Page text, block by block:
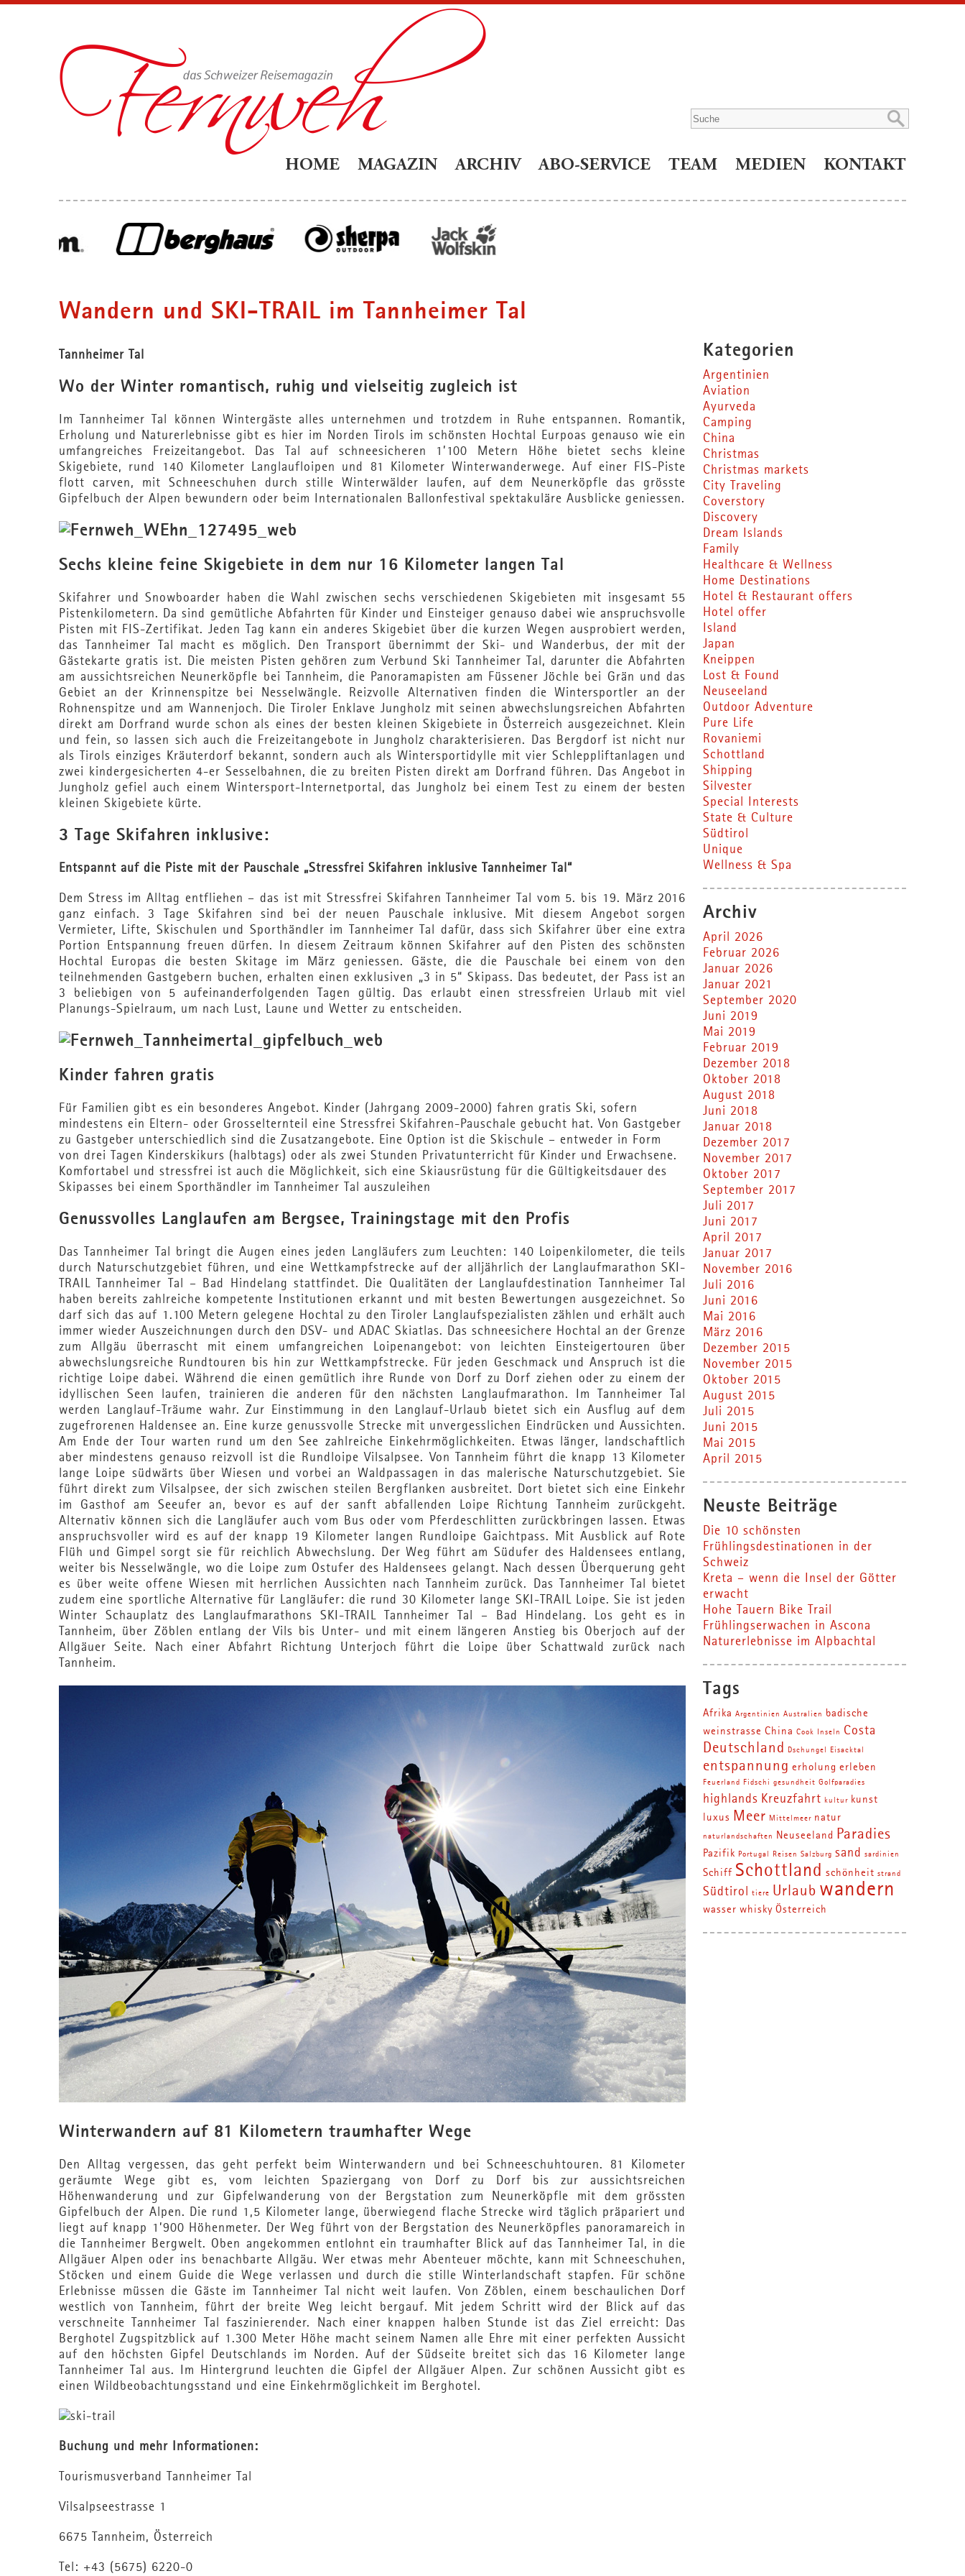
HOME MAGAZIN ARCHIV ABO-SERVICE TEAM MEDIEN KONTAKT
Wandern und SKI-TRAIL im Tannheimer Tal
Tannheimer Tal
Wo der Winter romantisch, ruhig und vielseitig zugleich ist
Im Tannheimer Tal können Wintergäste alles unternehmen und trotzdem in Ruhe entspannen. Romantik,
Erholung und Naturerlebnisse gibt es hier im Norden Tirols im schönsten Hochtal Eurpoas genauso wie ein
umfangreiches Freizeitangebot. Das Tal auf schneesicheren 1’100 Metern Höhe bietet sechs kleine
Skigebiete, rund 140 Kilometer Langlaufloipen und 81 Kilometer Winterwanderwege. Auf einer FIS-Piste
flott carven, mit Schneeschuhen durch stille Winterwälder laufen, auf dem Neunerköpfle das grösste
Gipfelbuch der Alpen bewundern oder beim Internationalen Ballonfestival spektakuläre Ausblicke geniessen.
Sechs kleine feine Skigebiete in dem nur 16 Kilometer langen Tal
Skifahrer und Snowboarder haben die Wahl zwischen sechs verschiedenen Skigebieten mit insgesamt 55
Pistenkilometern. Da sind gemütliche Abfahrten für Kinder und Einsteiger genauso dabei wie anspruchsvolle
Pisten mit FIS-Zertifikat. Jeden Tag kann ein anderes Skigebiet über die kurzen Wegen ausprobiert werden,
das Tannheimer Tal macht es möglich. Den Transport übernimmt der Ski- und Wanderbus, der mit der
Gästekarte gratis ist. Die meisten Pisten gehören zum Verbund Ski Tannheimer Tal, darunter die Abfahrten
am aussichtsreichen Neunerköpfle bei Tannheim, die Panoramapisten am Füssener Jöchle bei Grän und das
Gebiet an der Krinnenspitze bei Nesselwängle. Reizvolle Alternativen finden die Wintersportler an der
Rohnenspitze und am Wannenjoch. Die Tiroler Enklave Jungholz mit seinen abwechslungsreichen Abfahrten
direkt am Dorfrand wurde schon als eines der besten kleinen Skigebiete in Österreich ausgezeichnet. Klein
und fein, so lassen sich auch die Freizeitangebote in Jungholz charakterisieren. Das Bergdorf ist nicht nur
als Tirols einziges Kräuterdorf bekannt, sondern auch als Wintersportidylle mit vier Schleppliftanlagen und
zwei kindergesicherten 4-er Sesselbahnen, die zu breiten Pisten direkt am Dorfrand führen. Das Angebot in
Jungholz gefiel auch einem Wintersport-Internetportal, das Jungholz bei einem Test zu einem der besten
kleinen Skigebiete kürte.
3 Tage Skifahren inklusive:
Entspannt auf die Piste mit der Pauschale „Stressfrei Skifahren inklusive Tannheimer Tal“
Dem Stress im Alltag entfliehen – das ist mit Stressfrei Skifahren Tannheimer Tal vom 5. bis 19. März 2016
ganz einfach. 3 Tage Skifahren sind bei der neuen Pauschale inklusive. Mit diesem Angebot sorgen
Vermieter, Lifte, Skischulen und Sporthändler im Tannheimer Tal dafür, dass sich Skifahrer über eine extra
Portion Entspannung freuen dürfen. In diesem Zeitraum können Skifahrer auf den Pisten des schönsten
Hochtal Europas die besten Skitage im März geniessen. Gäste, die die Pauschale bei einem von den
teilnehmenden Gastgebern buchen, erhalten einen exklusiven „3 in 5“ Skipass. Das bedeutet, der Pass ist an
3 beliebigen von 5 aufeinanderfolgenden Tagen gültig. Das erlaubt einen stressfreien Urlaub mit viel
Planungs-Spielraum, um nach Lust, Laune und Wetter zu entscheiden.
Kinder fahren gratis
Für Familien gibt es ein besonderes Angebot. Kinder (Jahrgang 2009-2000) fahren gratis Ski, sofern
mindestens ein Eltern- oder Grosselternteil eine Stressfrei Skifahren-Pauschale gebucht hat. Von Gastgeber
zu Gastgeber unterschiedlich sind die Zusatzangebote. Eine Option ist die Skischule – entweder in Form
von drei Tagen Kinderskikurs (halbtags) oder als zwei Stunden Privatunterricht für Kinder und Erwachsene.
Komfortabel und stressfrei ist auch die Möglichkeit, sich eine Skiausrüstung für die Gültigkeitsdauer des
Skipasses bei einem Sporthändler im Tannheimer Tal auszuleihen
Genussvolles Langlaufen am Bergsee, Trainingstage mit den Profis
Das Tannheimer Tal bringt die Augen eines jeden Langläufers zum Leuchten: 140 Loipenkilometer, die teils
durch Naturschutzgebiet führen, und eine Wettkampfstrecke auf der alljährlich der Langlaufmarathon SKI-
TRAIL Tannheimer Tal – Bad Hindelang stattfindet. Die Qualitäten der Langlaufdestination Tannheimer Tal
haben bereits zahlreiche kompetente Institutionen erkannt und mit besten Bewertungen ausgezeichnet. So
darf sich das auf 1.100 Metern gelegene Hochtal zu den Tiroler Langlaufspezialisten zählen und erhält auch
immer wieder Auszeichnungen durch den DSV- und ADAC Skiatlas. Das schneesichere Hochtal an der Grenze
zum Allgäu überrascht mit einem umfangreichen Loipenangebot: von leichten Einsteigertouren über
abwechslungsreiche Rundtouren bis hin zur Wettkampfstrecke. Für jeden Geschmack und Anspruch ist die
richtige Loipe dabei. Während die einen gemütlich ihre Runde von Dorf zu Dorf ziehen oder zu einem der
idyllischen Seen laufen, trainieren die anderen für den nächsten Langlaufmarathon. Im Tannheimer Tal
werden Langlauf-Träume wahr. Zur Einstimmung in den Langlauf-Urlaub bietet sich ein Ausflug auf dem
zugefrorenen Haldensee an. Eine kurze genussvolle Strecke mit unvergesslichen Eindrücken und Aussichten.
Am Ende der Tour warten rund um den See zahlreiche Einkehrmöglichkeiten. Etwas länger, landschaftlich
aber mindestens genauso reizvoll ist die Rundloipe Vilsalpsee. Von Tannheim führt die knapp 13 Kilometer
lange Loipe südwärts über Wiesen und vorbei an Waldpassagen in das malerische Naturschutzgebiet. Sie
führt direkt zum Vilsalpsee, der sich zwischen steilen Bergflanken ausbreitet. Dort bietet sich eine Einkehr
im Gasthof am Seeufer an, bevor es auf der sanft abfallenden Loipe Richtung Tannheim zurückgeht.
Alternativ können sich die Langläufer auch vom Bus oder vom Pferdeschlitten zurückbringen lassen. Etwas
anspruchsvoller wird es auf der knapp 19 Kilometer langen Rundloipe Gaichtpass. Mit Ausblick auf Rote
Flüh und Gimpel sorgt sie für reichlich Abwechslung. Der Weg führt am Südufer des Haldensees entlang,
weiter bis Nesselwängle, wo die Loipe zum Ostufer des Haldensees gelangt. Nach dessen Überquerung geht
es über weite offene Wiesen mit herrlichen Aussichten nach Tannheim zurück. Das Tannheimer Tal bietet
zudem eine sportliche Alternative für Langläufer: die rund 30 Kilometer lange SKI-TRAIL Loipe. Sie ist jeden
Winter Schauplatz des Langlaufmarathons SKI-TRAIL Tannheimer Tal – Bad Hindelang. Los geht es in
Tannheim, über Zöblen entlang der Vils bis Unter- und mit einem längeren Anstieg bis Oberjoch auf der
Allgäuer Seite. Nach einer Abfahrt Richtung Unterjoch führt die Loipe über Schattwald zurück nach
Tannheim.
Winterwandern auf 81 Kilometern traumhafter Wege
Den Alltag vergessen, das geht perfekt beim Winterwandern und bei Schneeschuhtouren. 81 Kilometer
geräumte Wege gibt es, vom leichten Spaziergang von Dorf zu Dorf bis zur aussichtsreichen
Höhenwanderung und zur Gipfelwanderung von der Bergstation zum Neunerköpfle mit dem grössten
Gipfelbuch der Alpen. Die rund 1,5 Kilometer lange, überwiegend flache Strecke wird täglich präpariert und
liegt auf knapp 1’900 Höhenmeter. Der Weg führt von der Bergstation des Neunerköpfles panoramareich in
die Tannheimer Bergwelt. Oben angekommen entlohnt ein traumhafter Blick auf das Tannheimer Tal, in die
Allgäuer Alpen oder ins benachbarte Allgäu. Wer etwas mehr Abenteuer möchte, kann mit Schneeschuhen,
Stöcken und einem Guide die Wege verlassen und durch die stille Winterlandschaft stapfen. Für schöne
Erlebnisse müssen die Gäste im Tannheimer Tal nicht weit laufen. Von Zöblen, einem beschaulichen Dorf
westlich von Tannheim, führt der breite Weg leicht bergauf. Mit jedem Schritt wird der Blick auf das
verschneite Tannheimer Tal faszinierender. Nach einer knappen halben Stunde ist das Ziel erreicht: Das
Berghotel Zugspitzblick auf 1.300 Meter Höhe macht seinem Namen alle Ehre mit einer perfekten Aussicht
auf den höchsten Gipfel Deutschlands im Norden. Auf der Südseite breitet sich das 16 Kilometer lange
Tannheimer Tal aus. Im Hintergrund leuchten die Gipfel der Allgäuer Alpen. Zur schönen Aussicht gibt es
einen Wildbeobachtungsstand und eine Einkehrmöglichkeit im Berghotel.
Buchung und mehr Informationen:
Tourismusverband Tannheimer Tal
Vilsalpseestrasse 1
6675 Tannheim, Österreich
Tel: +43 (5675) 6220-0
Kategorien
Argentinien
Aviation
Ayurveda
Camping
China
Christmas
Christmas markets
City Traveling
Coverstory
Discovery
Dream Islands
Family
Healthcare & Wellness
Home Destinations
Hotel & Restaurant offers
Hotel offer
Island
Japan
Kneippen
Lost & Found
Neuseeland
Outdoor Adventure
Pure Life
Rovaniemi
Schottland
Shipping
Silvester
Special Interests
State & Culture
Südtirol
Unique
Wellness & Spa
Archiv
April 2026
Februar 2026
Januar 2026
Januar 2021
September 2020
Juni 2019
Mai 2019
Februar 2019
Dezember 2018
Oktober 2018
August 2018
Juni 2018
Januar 2018
Dezember 2017
November 2017
Oktober 2017
September 2017
Juli 2017
Juni 2017
April 2017
Januar 2017
November 2016
Juli 2016
Juni 2016
Mai 2016
März 2016
Dezember 2015
November 2015
Oktober 2015
August 2015
Juli 2015
Juni 2015
Mai 2015
April 2015
Neuste Beiträge
Die 10 schönsten
Frühlingsdestinationen in der
Schweiz
Kreta – wenn die Insel der Götter
erwacht
Hohe Tauern Bike Trail
Frühlingserwachen in Ascona
Naturerlebnisse im Alpbachtal
Tags
Afrika Argentinien Australien
badische
weinstrasse China Cook Inseln Costa
Deutschland Dschungel Eisacktal
entspannung erholung erleben
Feuerland Fidschi gesundheit Golfparadies
highlands Kreuzfahrt kultur kunst
luxus
Meer Mittelmeer natur
naturlandschaften Neuseeland Paradies
Pazifik Portugal Reisen Salzburg sand sardinien
Schiff Schottland schönheit strand
Südtirol tiere Urlaub wandern
wasser whisky Österreich